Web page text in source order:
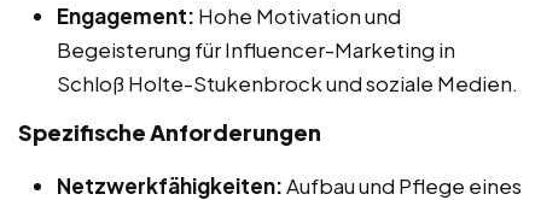
Engagement: Hohe Motivation und
Begeisterung für Influencer-Marketing in
Schloß Holte-Stukenbrock und soziale Medien.
Spezifische Anforderungen
Netzwerkfähigkeiten:Aufbau und Pflege eines